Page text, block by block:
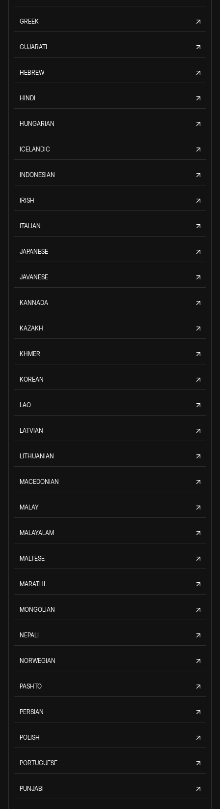
GREEK
GUJARATI
HEBREW
HINDI
HUNGARIAN
ICELANDIC
INDONESIAN
IRISH
ITALIAN
JAPANESE
JAVANESE
KANNADA
KAZAKH
KHMER
KOREAN
LAO
LATVIAN
LITHUANIAN
MACEDONIAN
MALAY
MALAYALAM
MALTESE
MARATHI
MONGOLIAN
NEPALI
NORWEGIAN
PASHTO
PERSIAN
POLISH
PORTUGUESE
PUNJABI